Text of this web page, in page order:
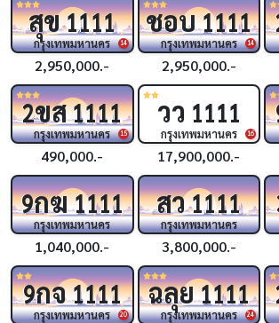
14
สุข1111
กรุงเทพมหานคร
2,950,000.-
14
ชอบ1111
กรุงเทพมหานคร
2,950,000.-
15
2ขส1111
กรุงเทพมหานคร
490,000.-
16
วว 1111
กรุงเทพมหานคร
17,900,000.-
9กฆ1111
กรุงเทพมหานคร
1,040,000.-
สว1111
กรุงเทพมหานคร
3,800,000.-
20
9กจ1111
กรุงเทพมหานคร 24
ฉลุย1111
กรุงเทพมหานคร